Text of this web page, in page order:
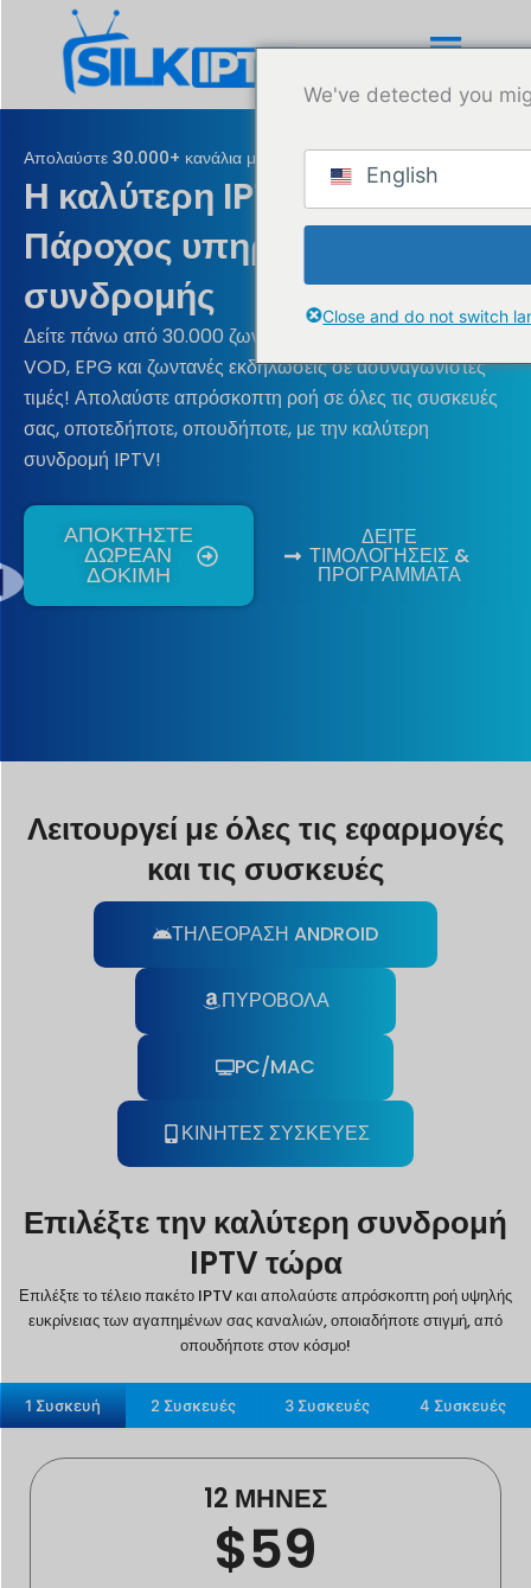
Μετάβαση
περιεχόμενο
Απολαύστε 30.000+ κανάλια με την καλύτερη υπηρεσία IPTV
Η καλύτερη IPTV
Πάροχος υπηρεσιών
συνδρομής
Δείτε πάνω από 30.000 ζωντανά τηλεοπτικά κανάλια,
VOD, EPG και ζωντανές εκδηλώσεις σε ασυναγώνιστες
τιμές! Απολαύστε απρόσκοπτη ροή σε όλες τις συσκευές
σας, οποτεδήποτε, οπουδήποτε, με την καλύτερη
συνδρομή IPTV!
ΑΠΟΚΤΗΣΤΕ
ΔΩΡΕΑΝ
ΔΟΚΙΜΗ
ΔΕΙΤΕ
ΤΙΜΟΛΟΓΗΣΕΙΣ &
ΠΡΟΓΡΑΜΜΑΤΑ
Λειτουργεί με όλες τις εφαρμογές
και τις συσκευές
ΤΗΛΕΟΡΑΣΗ ANDROID
ΠΥΡΟΒΟΛΑ
PC/MAC
ΚΙΝΗΤΕΣ ΣΥΣΚΕΥΕΣ
Επιλέξτε την καλύτερη συνδρομή
IPTV τώρα
Επιλέξτε το τέλειο πακέτο IPTV και απολαύστε απρόσκοπτη ροή υψηλής
ευκρίνειας των αγαπημένων σας καναλιών, οποιαδήποτε στιγμή, από
οπουδήποτε στον κόσμο!
1 Συσκευή 2 Συσκευές 3 Συσκευές 4 Συσκευές
12 ΜΗΝΕΣ
$59
We've detected you
English
Close and do not switch